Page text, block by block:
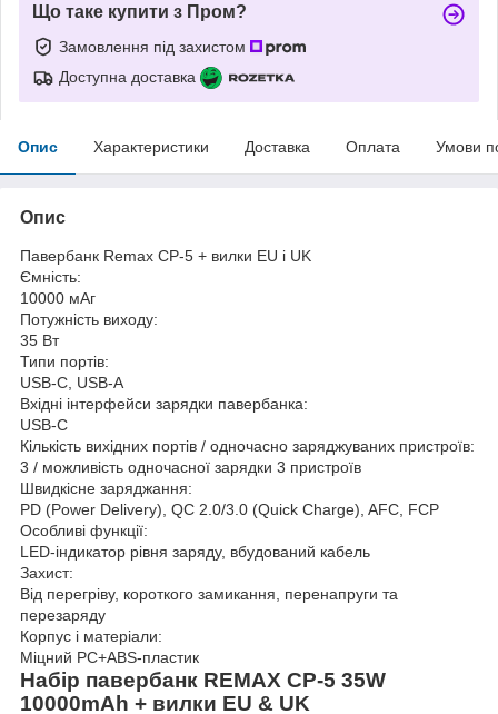
Що таке купити з Пром?
Замовлення під захистом
Доступна доставка
Опис Характеристики Доставка Оплата Умови
Опис
Павербанк Remax CP-5 + вилки EU і UK
Ємність:
10000 мАг
Потужність виходу:
35 Вт
Типи портів:
USB-C, USB-A
Вхідні інтерфейси зарядки павербанка:
USB-C
Кількість вихідних портів / одночасно заряджуваних пристроїв:
3 / можливість одночасної зарядки 3 пристроїв
Швидкісне заряджання:
PD (Power Delivery), QC 2.0/3.0 (Quick Charge), AFC, FCP
Особливі функції:
LED-індикатор рівня заряду, вбудований кабель
Захист:
Від перегріву, короткого замикання, перенапруги та
перезаряду
Корпус і матеріали:
Міцний PC+ABS-пластик
Набір павербанк REMAX CP-5 35W
10000mAh + вилки EU & UK